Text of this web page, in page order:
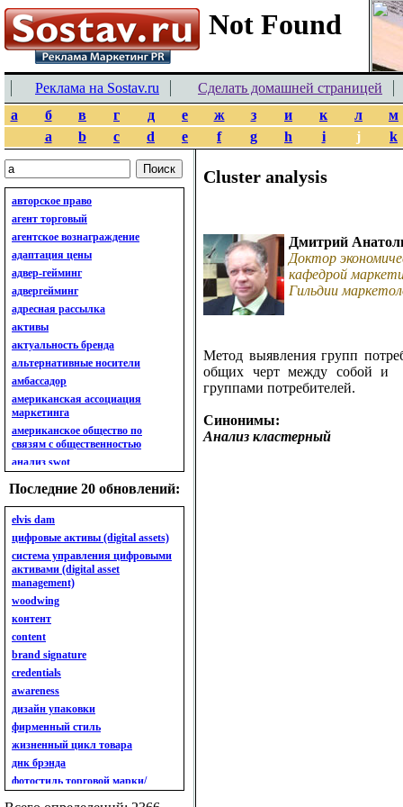
Реклама на Sostav.ru
Сделать домашней страницей
а
б в г д е ж з и к л
м
a
b c d e f g h i j k
авторское право
агент торговый
агентское вознаграждение
адаптация цены
адвер-гейминг
адвергейминг
адресная рассылка
активы
актуальность бренда
альтернативные носители
амбассадор
американская ассоциация
маркетинга
американское общество по
связям с общественностью
анализ swot
анализ бизнес-портфеля
анализ имиджа
анализ кластерный
анализ конкурентов
анализ кросс-культурных
особенностей
анализ мак кинси «7s»
анализ макросистемы
анализ маркетинговый
анализ рынка
анализ ситуационный
анализ экспертный
индивидуальный
анкета
ассортимент
ассортимент товарный.
планирование товарного
ассортимента
ассортимент. глубина
Последние 20 обновлений:
elvis dam
цифровые активы (digital assets)
система управления цифровыми
активами (digital asset
management)
woodwing
контент
content
brand signature
credentials
awareness
дизайн упаковки
фирменный стиль
жизненный цикл товара
днк брэнда
фотостиль торговой марки/
линейки продукции
Cluster analysis
Дмитрий
Доктор
кафедрой
Гильдии
Метод выявления групп
общих черт между собой и
группами потребителей.
Синонимы:
Анализ кластерный